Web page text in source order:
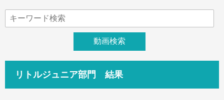
リトルジュニア部門 結果